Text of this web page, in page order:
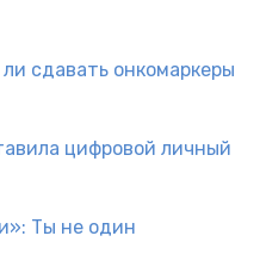
ли сдавать онкомаркеры
цифровой личный
Ты не один